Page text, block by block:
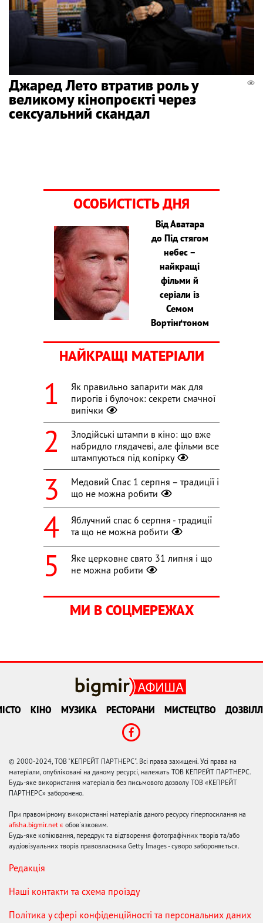
Джаред Лето втратив роль у
великому кінопроєкті через
сексуальний скандал
ОСОБИСТІСТЬ ДНЯ
Від Аватара
до Під стягом
небес –
найкращі
фільми й
серіали із
Семом
Вортінґтоном
НАЙКРАЩІ МАТЕРІАЛИ
Як правильно запарити мак для
пирогів і булочок: секрети смачної
випічки
Злодійські штампи в кіно: що вже
набридло глядачеві, але фільми все
штампуються під копірку
Медовий Спас 1 серпня – традиції і
що не можна робити
Яблучний спас 6 серпня - традиції
та що не можна робити
Яке церковне свято 31 липня і що
не можна робити
МИ В СОЦМЕРЕЖАХ
КІНО МУЗИКА РЕСТОРАНИ МИСТЕЦТВО
© 2000-2024, ТОВ "КЕПРЕЙТ ПАРТНЕРС". Всі права захищені. Усі права на
матеріали, опубліковані на даному ресурсі, належать ТОВ КЕПРЕЙТ ПАРТНЕРС.
Будь-яке використання матеріалів без письмового дозволу ТОВ «КЕПРЕЙТ
ПАРТНЕРС» заборонено.
При правомірному використанні матеріалів даного ресурсу гіперпосилання на
afisha.bigmir.net є обов'язковим.
Будь-яке копіювання, передрук та відтворення фотографічних творів та/або
аудіовізуальних творів правовласника Getty Images - суворо забороняється.
Редакція
Наші контакти та схема проїзду
Політика у сфері конфіденційності та персональних даних